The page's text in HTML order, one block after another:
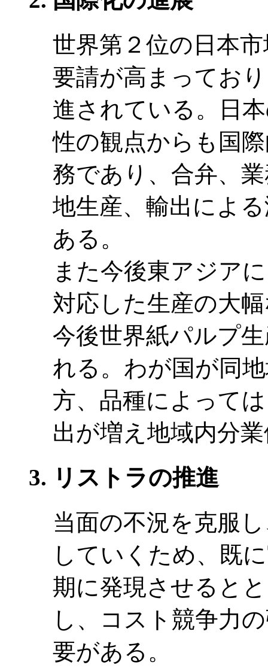
世界第２位の日本
要請が高まってお
進されている。日
性の観点からも国
務であり、合弁、
地生産、輸出によ
ある。
また今後東アジア
対応した生産の大
今後世界紙パルプ
れる。わが国が同
方、品種によって
出が増え地域内分
リストラの推進
当面の不況を克服
していくため、既
期に発現させると
し、コスト競争力
要がある。